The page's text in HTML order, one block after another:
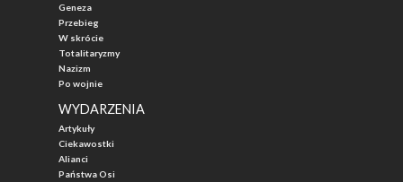
Geneza
Przebieg
W skrócie
Totalitaryzmy
Nazizm
Po wojnie
WYDARZENIA
Artykuły
Ciekawostki
Alianci
Państwa Osi